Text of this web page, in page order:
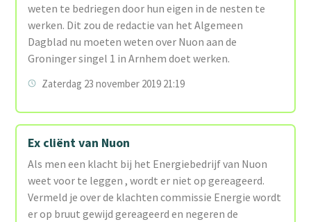
weten te bedriegen door hun eigen in de nesten te
werken. Dit zou de redactie van het Algemeen
Dagblad nu moeten weten over Nuon aan de
Groninger singel 1 in Arnhem doet werken.
Zaterdag 23 november 2019 21:19
Ex cliënt van Nuon
Als men een klacht bij het Energiebedrijf van Nuon
weet voor te leggen , wordt er niet op gereageerd.
Vermeld je over de klachten commissie Energie wordt
er op bruut gewijd gereageerd en negeren de